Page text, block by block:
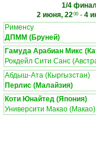
1/4
2 июня, 2200- 4
Рименсу
ДПММ (Бруней)
Гамуда Арабиан Микс
Рокдейл Сити Санс
Абдыш-Ата (Кыргызстан)
Перлис (Малайзия)
Коти Юнайтед (Япония)
Университи Макао (Макао)